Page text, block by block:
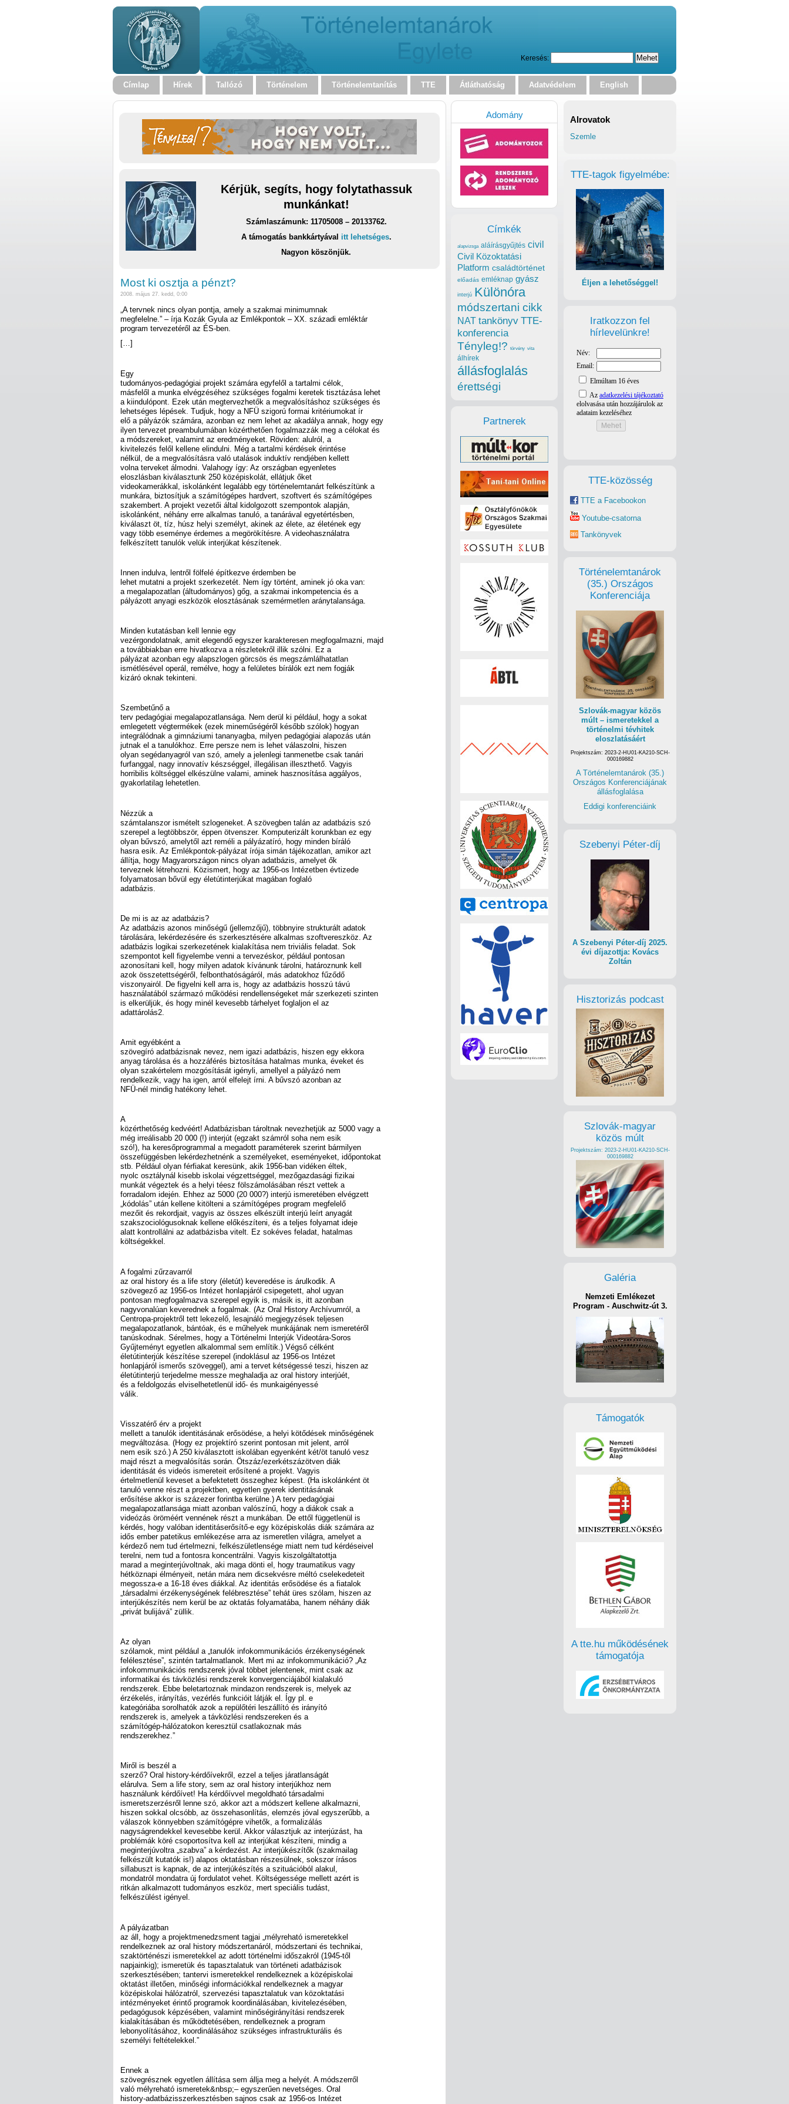
Keresés:
Címlap Hírek Tallózó Történelem Történelemtanítás TTE Átláthatóság Adatvédelem English
Kérjük, segíts, hogy folytathassuk
munkánkat!
Számlaszámunk: 11705008 – 20133762.
A támogatás bankkártyával itt lehetséges.
Nagyon köszönjük.
Most ki osztja a pénzt?
2008. május 27. kedd, 0:00
„A tervnek nincs olyan pontja, amely a szakmai minimumnak
megfelelne.” – írja Kozák Gyula az Emlékpontok – XX. századi emléktár
program tervezetéről az ÉS-ben.
[…]
Egy
tudományos-pedagógiai projekt számára egyfelől a tartalmi célok,
másfelől a munka elvégzéséhez szükséges fogalmi keretek tisztázása lehet
a kiindulópont. Ezek után megtervezhetők a megvalósításhoz szükséges és
lehetséges lépések. Tudjuk, hogy a NFÜ szigorú formai kritériumokat ír
elő a pályázók számára, azonban ez nem lehet az akadálya annak, hogy egy
ilyen tervezet preambulumában közérthetően fogalmazzák meg a célokat és
a módszereket, valamint az eredményeket. Röviden: alulról, a
kivitelezés felől kellene elindulni. Még a tartalmi kérdések érintése
nélkül, de a megvalósításra való utalások induktív rendjében kellett
volna terveket álmodni. Valahogy így: Az országban egyenletes
eloszlásban kiválasztunk 250 középiskolát, ellátjuk őket
videokamerákkal, iskolánként legalább egy történelemtanárt felkészítünk a
munkára, biztosítjuk a számítógépes hardvert, szoftvert és számítógépes
szakembert. A projekt vezetői által kidolgozott szempontok alapján,
iskolánként, néhány erre alkalmas tanuló, a tanárával egyetértésben,
kiválaszt öt, tíz, húsz helyi személyt, akinek az élete, az életének egy
vagy több eseménye érdemes a megörökítésre. A videohasználatra
felkészített tanulók velük interjúkat készítenek.
Innen indulva, lentről fölfelé építkezve érdemben be
lehet mutatni a projekt szerkezetét. Nem így történt, aminek jó oka van:
a megalapozatlan (áltudományos) gőg, a szakmai inkompetencia és a
pályázott anyagi eszközök elosztásának szemérmetlen aránytalansága.
Minden kutatásban kell lennie egy
vezérgondolatnak, amit elegendő egyszer karakteresen megfogalmazni, majd
a továbbiakban erre hivatkozva a részletekről illik szólni. Ez a
pályázat azonban egy alapszlogen görcsös és megszámlálhatatlan
ismétlésével operál, remélve, hogy a felületes bírálók ezt nem fogják
kizáró oknak tekinteni.
Szembetűnő a
terv pedagógiai megalapozatlansága. Nem derül ki például, hogy a sokat
emlegetett végtermékek (ezek mineműségéről később szólok) hogyan
integrálódnak a gimnáziumi tananyagba, milyen pedagógiai alapozás után
jutnak el a tanulókhoz. Erre persze nem is lehet válaszolni, hiszen
olyan segédanyagról van szó, amely a jelenlegi tanmenetbe csak tanári
furfanggal, nagy innovatív készséggel, illegálisan illeszthető. Vagyis
horribilis költséggel elkészülne valami, aminek hasznosítása aggályos,
gyakorlatilag lehetetlen.
Nézzük a
számtalanszor ismételt szlogeneket. A szövegben talán az adatbázis szó
szerepel a legtöbbször, éppen ötvenszer. Komputerizált korunkban ez egy
olyan bűvszó, amelytől azt reméli a pályázatíró, hogy minden bíráló
hasra esik. Az Emlékpontok-pályázat írója simán tájékozatlan, amikor azt
állítja, hogy Magyarországon nincs olyan adatbázis, amelyet ők
terveznek létrehozni. Közismert, hogy az 1956-os Intézetben évtizede
folyamatosan bővül egy életútinterjúkat magában foglaló
adatbázis.
De mi is az az adatbázis?
Az adatbázis azonos minőségű (jellemzőjű), többnyire strukturált adatok
tárolására, lekérdezésére és szerkesztésére alkalmas szoftvereszköz. Az
adatbázis logikai szerkezetének kialakítása nem triviális feladat. Sok
szempontot kell figyelembe venni a tervezéskor, például pontosan
azonosítani kell, hogy milyen adatok kívánunk tárolni, határoznunk kell
azok összetettségéről, felbonthatóságáról, más adatokhoz fűződő
viszonyairól. De figyelni kell arra is, hogy az adatbázis hosszú távú
használatából származó működési rendellenségeket már szerkezeti szinten
is elkerüljük, és hogy minél kevesebb tárhelyet foglaljon el az
adattárolás2.
Amit egyébként a
szövegíró adatbázisnak nevez, nem igazi adatbázis, hiszen egy ekkora
anyag tárolása és a hozzáférés biztosítása hatalmas munka, éveket és
olyan szakértelem mozgósítását igényli, amellyel a pályázó nem
rendelkezik, vagy ha igen, arról elfelejt írni. A bűvszó azonban az
NFÜ-nél mindig hatékony lehet.
A
közérthetőség kedvéért! Adatbázisban tároltnak nevezhetjük az 5000 vagy a
még irreálisabb 20 000 (!) interjút (egzakt számról soha nem esik
szó!), ha keresőprogrammal a megadott paraméterek szerint bármilyen
összefüggésben lekérdezhetnénk a személyeket, eseményeket, időpontokat
stb. Például olyan férfiakat keresünk, akik 1956-ban vidéken éltek,
nyolc osztálynál kisebb iskolai végzettséggel, mezőgazdasági fizikai
munkát végeztek és a helyi téesz fölszámolásában részt vettek a
forradalom idején. Ehhez az 5000 (20 000?) interjú ismeretében elvégzett
„kódolás” után kellene kitölteni a számítógépes program megfelelő
mezőit és rekordjait, vagyis az összes elkészült interjú leírt anyagát
szakszociológusoknak kellene előkészíteni, és a teljes folyamat ideje
alatt kontrollálni az adatbázisba vitelt. Ez sokéves feladat, hatalmas
költségekkel.
A fogalmi zűrzavarról
az oral history és a life story (életút) keveredése is árulkodik. A
szövegező az 1956-os Intézet honlapjáról csipegetett, ahol ugyan
pontosan megfogalmazva szerepel egyik is, másik is, itt azonban
nagyvonalúan keverednek a fogalmak. (Az Oral History Archívumról, a
Centropa-projektről tett lekezelő, lesajnáló megjegyzések teljesen
megalapozatlanok, bántóak, és e műhelyek munkájának nem ismeretéről
tanúskodnak. Sérelmes, hogy a Történelmi Interjúk Videotára-Soros
Gyűjteményt egyetlen alkalommal sem említik.) Végső célként
életútinterjúk készítése szerepel (indoklásul az 1956-os Intézet
honlapjáról ismerős szöveggel), ami a tervet kétségessé teszi, hiszen az
életútinterjú terjedelme messze meghaladja az oral history interjúét,
és a feldolgozás elviselhetetlenül idő- és munkaigényessé
válik.
Visszatérő érv a projekt
mellett a tanulók identitásának erősödése, a helyi kötődések minőségének
megváltozása. (Hogy ez projektíró szerint pontosan mit jelent, arról
nem esik szó.) A 250 kiválasztott iskolában egyenként két/öt tanuló vesz
majd részt a megvalósítás során. Ötszáz/ezerkétszázötven diák
identitását és videós ismereteit erősítené a projekt. Vagyis
értelmetlenül keveset a befektetett összeghez képest. (Ha iskolánként öt
tanuló venne részt a projektben, egyetlen gyerek identitásának
erősítése akkor is százezer forintba kerülne.) A terv pedagógiai
megalapozatlansága miatt azonban valószínű, hogy a diákok csak a
videózás öröméért vennének részt a munkában. De ettől függetlenül is
kérdés, hogy valóban identitáserősítő-e egy középiskolás diák számára az
idős ember patetikus emlékezése arra az ismeretlen világra, amelyet a
kérdező nem tud értelmezni, felkészületlensége miatt nem tud kérdéseivel
terelni, nem tud a fontosra koncentrálni. Vagyis kiszolgáltatottja
marad a meginterjúvoltnak, aki maga dönti el, hogy traumatikus vagy
hétköznapi élményeit, netán mára nem dicsekvésre méltó cselekedeteit
megossza-e a 16-18 éves diákkal. Az identitás erősödése és a fiatalok
„társadalmi érzékenységének felébresztése” tehát üres szólam, hiszen az
interjúkészítés nem kerül be az oktatás folyamatába, hanem néhány diák
„privát bulijává” züllik.
Az olyan
szólamok, mint például a „tanulók infokommunikációs érzékenységének
felélesztése”, szintén tartalmatlanok. Mert mi az infokommunikáció? „Az
infokommunikációs rendszerek jóval többet jelentenek, mint csak az
informatikai és távközlési rendszerek konvergenciájából kialakuló
rendszerek. Ebbe beletartoznak mindazon rendszerek is, melyek az
érzékelés, irányítás, vezérlés funkcióit látják el. Így pl. e
kategóriába sorolhatók azok a repülőtéri leszállító és irányító
rendszerek is, amelyek a távközlési rendszereken és a
számítógép-hálózatokon keresztül csatlakoznak más
rendszerekhez.”
Miről is beszél a
szerző? Oral history-kérdőívekről, ezzel a teljes járatlanságát
elárulva. Sem a life story, sem az oral history interjúkhoz nem
használunk kérdőívet! Ha kérdőívvel megoldható társadalmi
ismeretszerzésről lenne szó, akkor azt a módszert kellene alkalmazni,
hiszen sokkal olcsóbb, az összehasonlítás, elemzés jóval egyszerűbb, a
válaszok könnyebben számítógépre vihetők, a formalizálás
nagyságrendekkel kevesebbe kerül. Akkor választjuk az interjúzást, ha
problémák köré csoportosítva kell az interjúkat készíteni, mindig a
meginterjúvoltra „szabva” a kérdezést. Az interjúkészítők (szakmailag
felkészült kutatók is!) alapos oktatásban részesülnek, sokszor írásos
sillabuszt is kapnak, de az interjúkészítés a szituációból alakul,
mondatról mondatra új fordulatot vehet. Költségessége mellett azért is
ritkán alkalmazott tudományos eszköz, mert speciális tudást,
felkészülést igényel.
A pályázatban
az áll, hogy a projektmenedzsment tagjai „mélyreható ismeretekkel
rendelkeznek az oral history módszertanáról, módszertani és technikai,
szaktörténészi ismeretekkel az adott történelmi időszakról (1945-től
napjainkig); ismeretük és tapasztalatuk van történeti adatbázisok
szerkesztésében; tantervi ismeretekkel rendelkeznek a középiskolai
oktatást illetően, minőségi információkkal rendelkeznek a magyar
középiskolai hálózatról, szervezési tapasztalatuk van közoktatási
intézményeket érintő programok koordinálásában, kivitelezésében,
pedagógusok képzésében, valamint minőségirányítási rendszerek
kialakításában és működtetésében, rendelkeznek a program
lebonyolításához, koordinálásához szükséges infrastrukturális és
személyi feltételekkel.”
Ennek a
szövegrésznek egyetlen állítása sem állja meg a helyét. A módszerről
való mélyreható ismeretek&nbsp;– egyszerűen nevetséges. Oral
history-adatbázisszerkesztésben sajnos csak az 1956-os Intézet
Alrovatok
Szemle
TTE-tagok figyelmébe:
Éljen a lehetőséggel!
Iratkozzon fel
hírlevelünkre!
TTE-közösség
TTE a Facebookon
Youtube-csatorna
Tankönyvek
Történelemtanárok
(35.) Országos
Konferenciája
Szlovák-magyar közös
múlt – ismeretekkel a
történelmi tévhitek
eloszlatásáért
Projektszám: 2023-2-HU01-KA210-SCH-
000169882
A Történelemtanárok (35.)
Országos Konferenciájának
állásfoglalása
Eddigi konferenciáink
Szebenyi Péter-díj
A Szebenyi Péter-díj 2025.
évi díjazottja: Kovács
Zoltán
Hisztorizás podcast
Szlovák-magyar
közös múlt
Projektszám: 2023-2-HU01-KA210-SCH-
000169882
Galéria
Nemzeti Emlékezet
Program - Auschwitz-út 3.
Támogatók
A tte.hu működésének
támogatója
Adomány
Címkék
alapvizsga aláírásgyűjtés civil
Civil Közoktatási
Platform családtörténet
előadás emléknap gyász
interjú Különóra
módszertani cikk
NAT tankönyv TTE-
konferencia
Tényleg!? törvény vita
álhírek
állásfoglalás
érettségi
Partnerek